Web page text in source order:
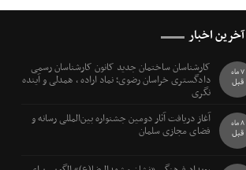
آخرین اخبار
کارشناسان ساختمان جدید کانون کارشناسان رسمی
دادگستری خراسان رضوی؛ نماد اراده ، همدلی و آینده
نگری
7 ماه
قبل
آغاز دریافت آثار دومین جشنواره بین‌المللی رسانه و
فضای مجازی سلمان 8 ماه
قبل